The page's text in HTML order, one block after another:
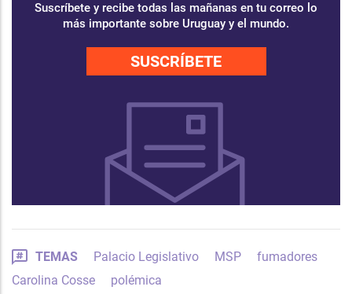
Suscríbete y recibe todas las mañanas en tu correo lo
más importante sobre Uruguay y el mundo.
SUSCRÍBETE
TEMAS Palacio Legislativo MSP
fumadores
Carolina Cosse
polémica